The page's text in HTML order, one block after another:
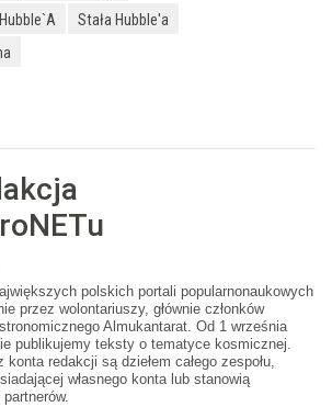
Stała Hubble'a
polskich portali popularnonaukowych
przez wolontariuszy, głównie członków
Almukantarat. Od 1 września
publikujemy teksty o tematyce kosmicznej.
konta redakcji są dziełem całego zespołu,
własnego konta lub stanowią